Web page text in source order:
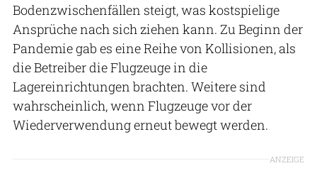
Bodenzwischenfällen steigt, was kostspielige
Ansprüche nach sich ziehen kann. Zu Beginn der
Pandemie gab es eine Reihe von Kollisionen, als
die Betreiber die Flugzeuge in die
Lagereinrichtungen brachten. Weitere sind
wahrscheinlich, wenn Flugzeuge vor der
Wiederverwendung erneut bewegt werden.
ANZEIGE